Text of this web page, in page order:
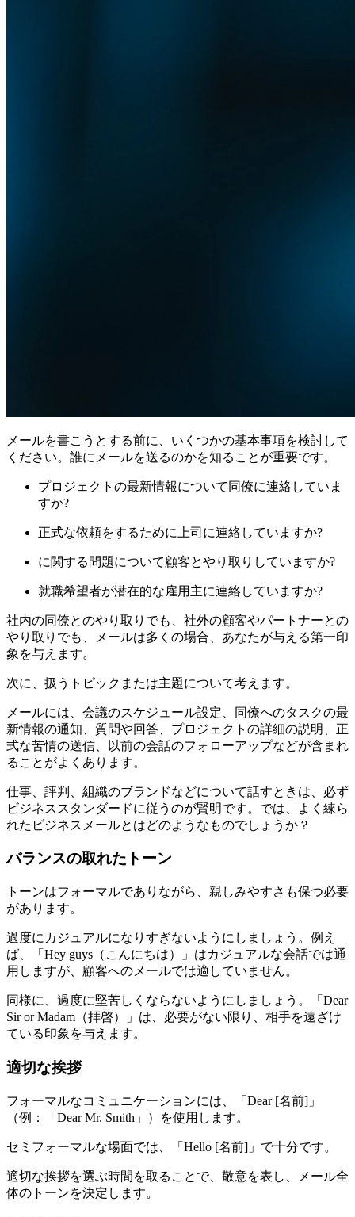
メールを書こうとする前に、いくつかの基本事項を検討して
ください。誰にメールを送るのかを知ることが重要です。
プロジェクトの最新情報について同僚に連絡していま
すか?
正式な依頼をするために上司に連絡していますか?
に関する問題について顧客とやり取りしていますか?
就職希望者が潜在的な雇用主に連絡していますか?
社内の同僚とのやり取りでも、社外の顧客やパートナーとの
やり取りでも、メールは多くの場合、あなたが与える第一印
象を与えます。
次に、扱うトピックまたは主題について考えます。
メールには、会議のスケジュール設定、同僚へのタスクの最
新情報の通知、質問や回答、プロジェクトの詳細の説明、正
式な苦情の送信、以前の会話のフォローアップなどが含まれ
ることがよくあります。
仕事、評判、組織のブランドなどについて話すときは、必ず
ビジネススタンダードに従うのが賢明です。では、よく練ら
れたビジネスメールとはどのようなものでしょうか？
バランスの取れたトーン
トーンはフォーマルでありながら、親しみやすさも保つ必要
があります。
過度にカジュアルになりすぎないようにしましょう。例え
ば、「Hey guys（こんにちは）」はカジュアルな会話では通
用しますが、顧客へのメールでは適していません。
同様に、過度に堅苦しくならないようにしましょう。「Dear
Sir or Madam（拝啓）」は、必要がない限り、相手を遠ざけ
ている印象を与えます。
適切な挨拶
フォーマルなコミュニケーションには、「Dear [名前]」
（例：「Dear Mr. Smith」）を使用します。
セミフォーマルな場面では、「Hello [名前]」で十分です。
適切な挨拶を選ぶ時間を取ることで、敬意を表し、メール全
体のトーンを決定します。